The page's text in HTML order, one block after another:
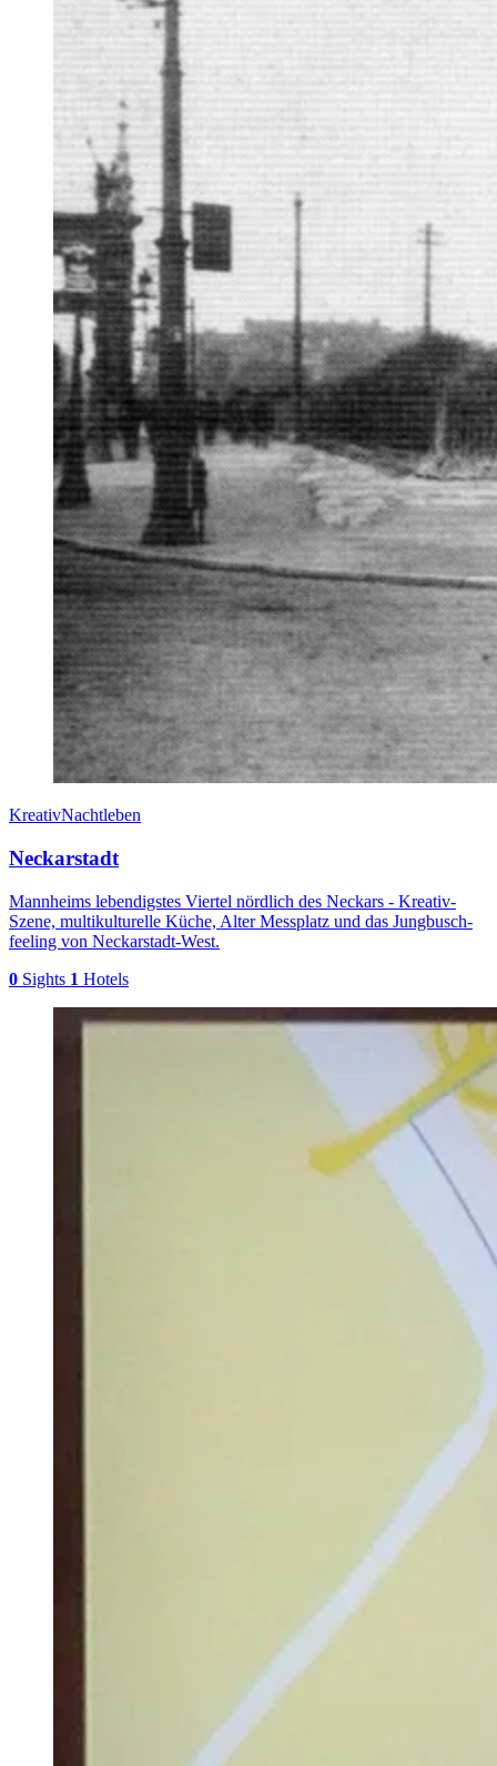
KreativNachtleben
Neckarstadt
Mannheims lebendigstes Viertel nördlich des Neckars - Kreativ-
Szene, multikulturelle Küche, Alter Messplatz und das Jungbusch-
feeling von Neckarstadt-West.
0 Sights 1 Hotels